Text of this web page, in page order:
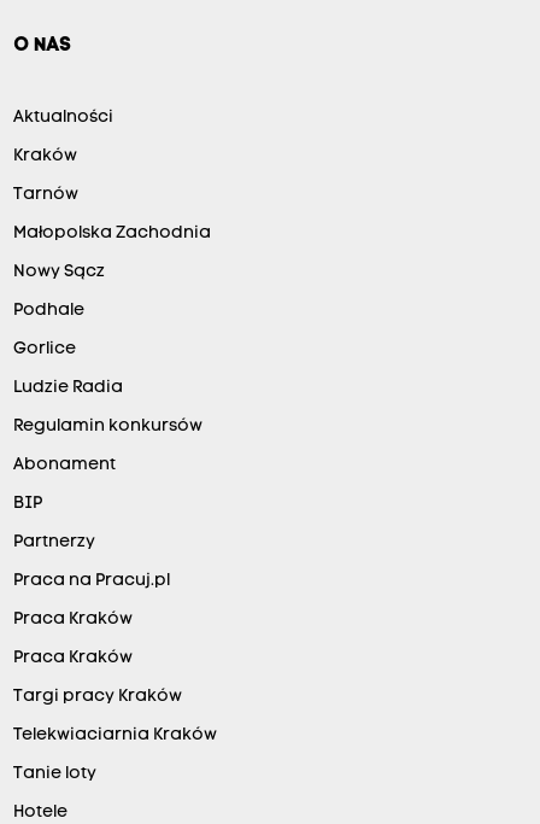
O NAS
Aktualności
Kraków
Tarnów
Małopolska Zachodnia
Nowy Sącz
Podhale
Gorlice
Ludzie Radia
Regulamin konkursów
Abonament
BIP
Partnerzy
Praca na Pracuj.pl
Praca Kraków
Praca Kraków
Targi pracy Kraków
Telekwiaciarnia Kraków
Tanie loty
Hotele